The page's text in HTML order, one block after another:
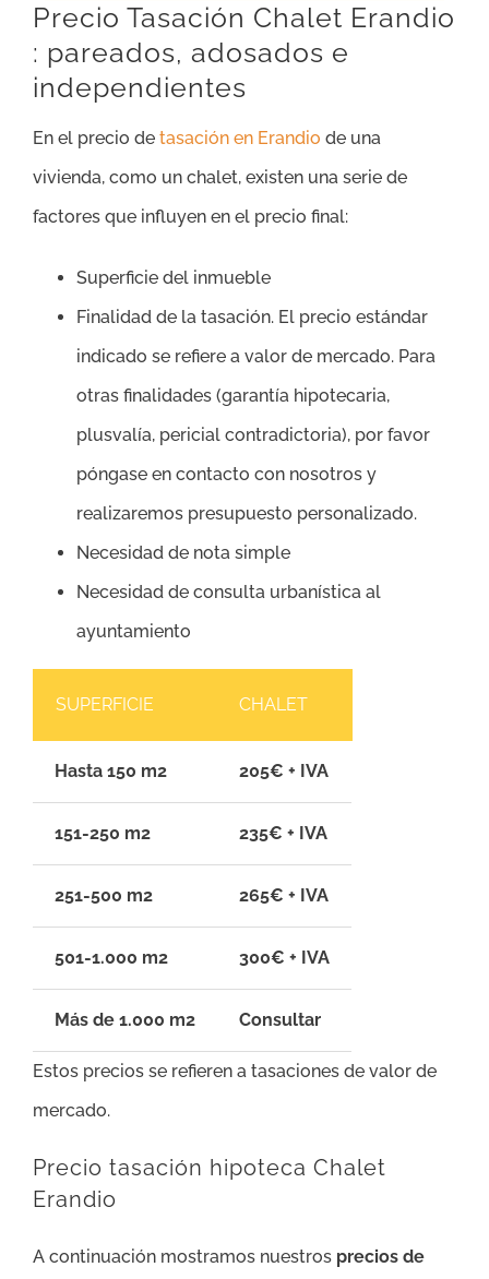
Precio Tasación Chalet Erandio
: pareados, adosados e
independientes
En el precio de tasación en Erandio de una
vivienda, como un chalet, existen una serie de
factores que influyen en el precio final:
Superficie del inmueble
Finalidad de la tasación. El precio estándar
indicado se refiere a valor de mercado. Para
otras finalidades (garantía hipotecaria,
plusvalía, pericial contradictoria), por favor
póngase en contacto con nosotros y
realizaremos presupuesto personalizado.
Necesidad de nota simple
Necesidad de consulta urbanística al
ayuntamiento
SUPERFICIE CHALET
Hasta 150 m2 205€ + IVA
151-250 m2 235€ + IVA
251-500 m2 265€ + IVA
501-1.000 m2 300€ + IVA
Más de 1.000 m2 Consultar
Estos precios se refieren a tasaciones de valor de
mercado.
Precio tasación hipoteca Chalet
Erandio
A continuación mostramos nuestros precios de